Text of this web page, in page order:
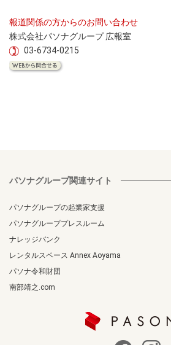
報道関係の方からのお問い合わせ
株式会社パソナグループ 広報室
03-6734-0215
パソナグループ関連サイト
パソナグループの起業家支援
パソナグループプレスルーム
ナレッジバンク
レンタルスペース Annex Aoyama
パソナ令和財団
南部靖之.com